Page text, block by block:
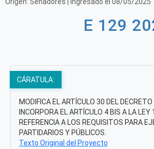
Origen: Senadores | Ingresado el 08/05/2025
E 129
CÁRATULA:
MODIFICA EL ARTÍCULO 30 DEL
INCORPORA EL ARTÍCULO 4 BIS A LA LEY
REFERENCIA A LOS REQUISITOS PARA
PARTIDARIOS Y PÚBLICOS.
Texto Original del Proyecto